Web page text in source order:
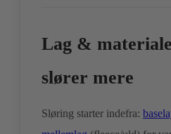
Lag &
slører mere
Sløring starter indefra: